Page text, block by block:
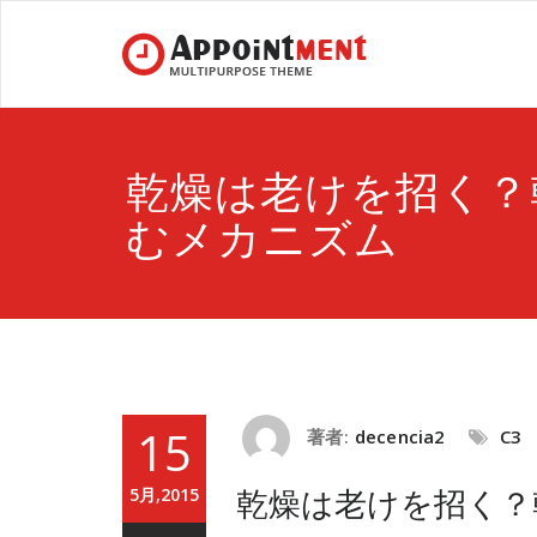
乾燥は老けを招く
むメカニズム
15
5月,2015
著者: decencia2 C3
乾燥は老けを招く